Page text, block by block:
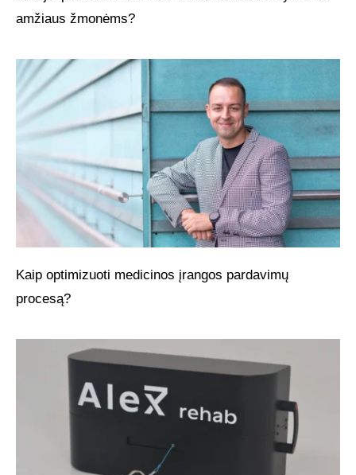
amžiaus žmonėms?
Kaip optimizuoti medicinos įrangos pardavimų
procesą?